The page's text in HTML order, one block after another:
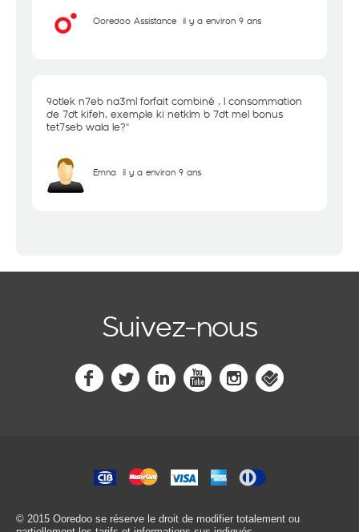
Ooredoo Assistance il y a environ 9 ans
9otlek n7eb na3ml forfait combiné , l consommation
de 7dt kifeh, exemple ki netklm b 7dt mel bonus
tet7seb wala le?''
Emna il y a environ 9 ans
Suivez-nous
© 2015 Ooredoo se réserve le droit de modifier totalement ou